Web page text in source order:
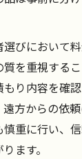
びにおいて料
を重視する
り内容を確
方からの依
重に行い、
ます。